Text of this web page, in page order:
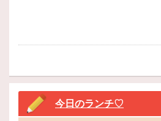
今日のランチ♡